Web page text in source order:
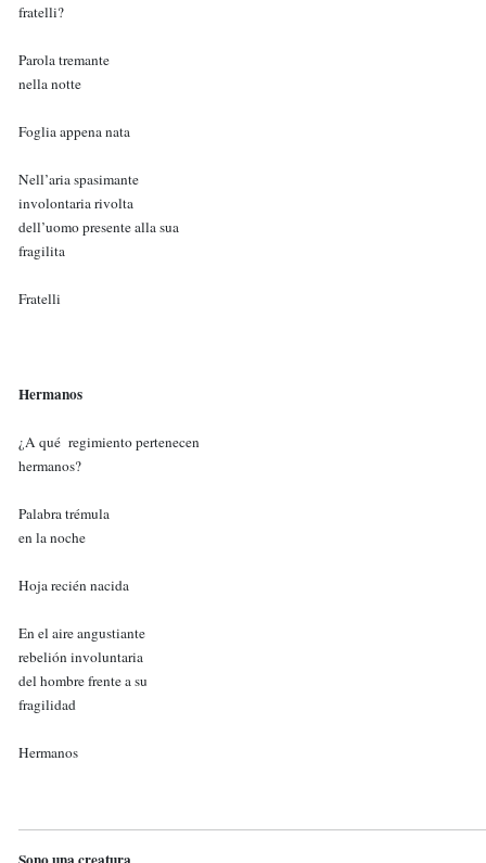
fratelli?
Parola tremante
nella notte
Foglia appena nata
Nell’aria spasimante
involontaria rivolta
dell’uomo presente alla sua
fragilita
Fratelli
Hermanos
¿A qué regimiento pertenecen
hermanos?
Palabra trémula
en la noche
Hoja recién nacida
En el aire angustiante
rebelión involuntaria
del hombre frente a su
fragilidad
Hermanos